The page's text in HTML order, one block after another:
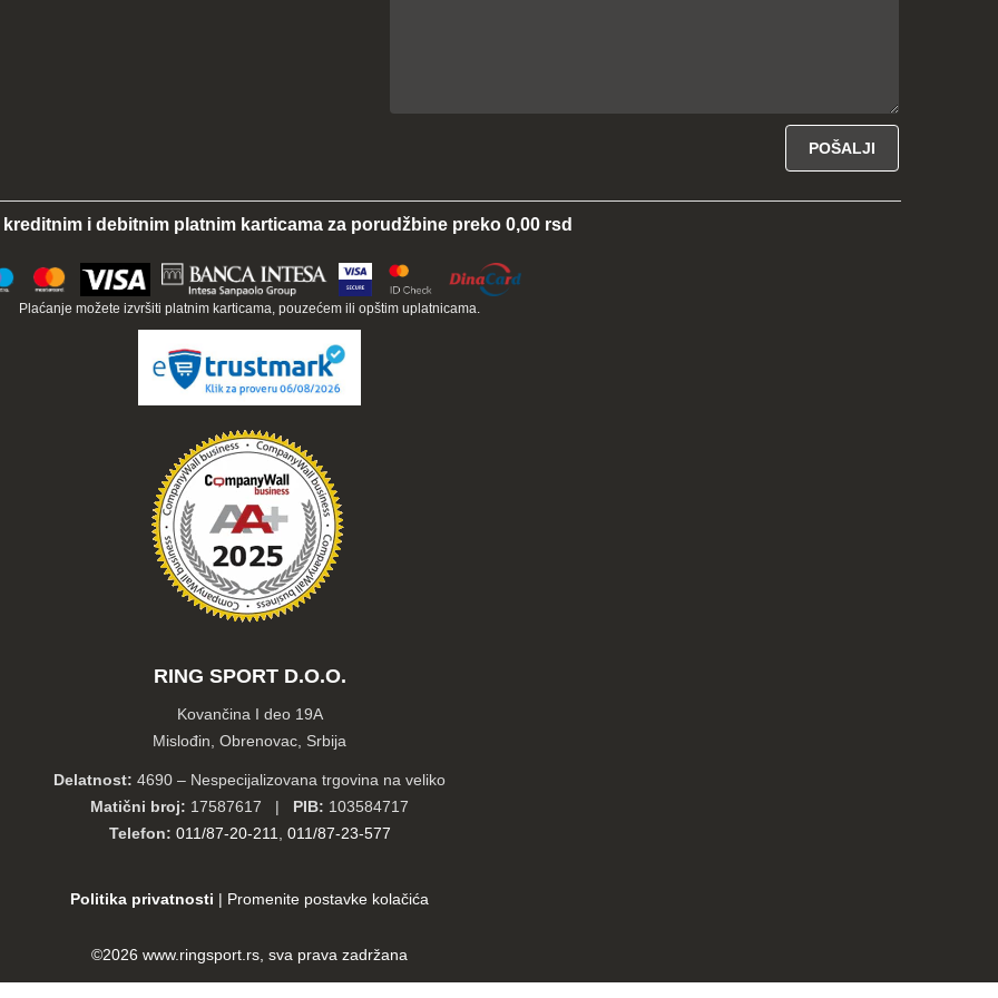
kreditnim i debitnim platnim karticama za porudžbine preko 0,00 rsd
Plaćanje možete izvršiti platnim karticama, pouzećem ili opštim uplatnicama.
RING SPORT D.O.O.
Kovančina I deo 19A
Mislođin, Obrenovac, Srbija
Delatnost: 4690 – Nespecijalizovana trgovina na veliko
Matični broj: 17587617 | PIB: 103584717
Telefon: 011/87-20-211 011/87-23-577
Politika privatnosti | Promenite postavke kolačića
©2026 www.ringsport.rs , sva prava zadržana